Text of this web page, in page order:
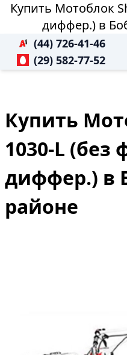
Купить Мотоблок
диффер.) в
(44) 726-41-46
(29) 582-77-52
Купить
1030-L (без
диффер.) в
районе